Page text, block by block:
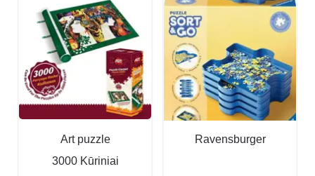
Art puzzle
3000 Kūriniai
Ravensburger